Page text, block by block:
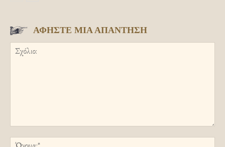
ΑΦΗΣΤΕ ΜΙΑ ΑΠΑΝΤΗΣΗ